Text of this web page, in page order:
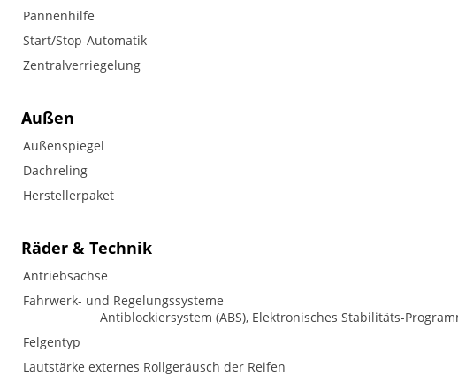
Pannenhilfe
Start/Stop-Automatik
Zentralverriegelung
Außen
Außenspiegel
Dachreling
Herstellerpaket
Räder & Technik
Antriebsachse
Fahrwerk- und Regelungssysteme
Antiblockiersystem (ABS), Elektronisches Stabilitäts-
Felgentyp
Lautstärke externes Rollgeräusch der Reifen